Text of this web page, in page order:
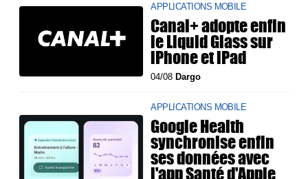
APPLICATIONS MOBILE
Canal+ adopte enfin
le Liquid Glass sur
iPhone et iPad
04/08Dargo
APPLICATIONS MOBILE
Google Health
synchronise enfin
ses données avec
l'app Santé d'Apple